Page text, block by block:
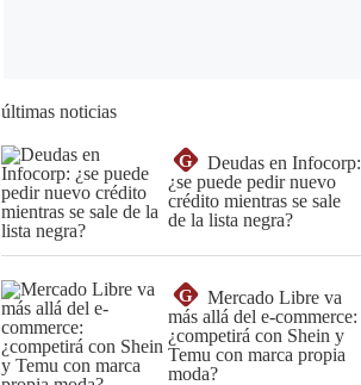
últimas noticias
G
Deudas en Infocorp:
¿se puede pedir nuevo
crédito mientras se sale
de la lista negra?
G
Mercado Libre va
más allá del e-commerce:
¿competirá con Shein y
Temu con marca propia
moda?